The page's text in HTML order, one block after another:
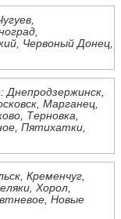
Червоный Донец,
: Днепродзержинск,
Марганец,
Терновка,
Пятихатки,
Кременчуг,
Хорол,
Новые